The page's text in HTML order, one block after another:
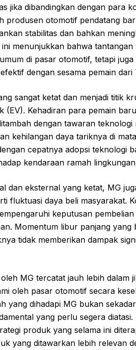
jika dibandingkan dengan para
produsen otomotif pendatang
stabilitas dan bahkan
menunjukkan bahwa
di pasar otomotif, tetapi
dengan sesama pemain dari
sangat ketat dan menjadi titik
(EV). Kehadiran para pemain
dengan tawaran
kehilangan daya tariknya di
cepatnya adopsi teknologi
kendaraan ramah
dan eksternal yang ketat, MG
fluktuasi daya beli masyarakat.
keputusan
Momentum libur panjang yang
tidak memberikan dampak
MG tercatat jauh lebih dalam
oleh pasar otomotif secara
yang dihadapi MG bukan
yang perlu segera
produk yang selama ini
yang ditawarkan lebih relevan